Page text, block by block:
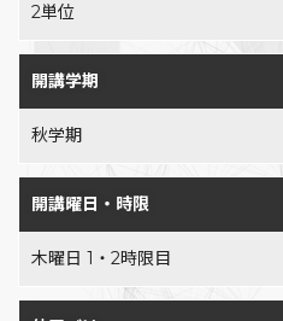
2単位
開講学期
秋学期
開講曜日・時限
木曜日 1・2時限目